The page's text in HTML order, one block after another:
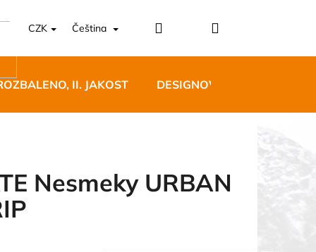
CZK Čeština PřihlášeníNákupní
II. JAKOST DESIGNOVÝ NÁBYTEK
Nesmeky URBAN
TRAILOVÉ